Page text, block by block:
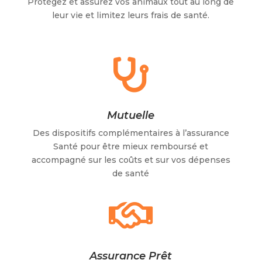
leur vie et limitez leurs frais de santé.

Mutuelle
Des dispositifs complémentaires à l’assurance
Santé pour être mieux remboursé et
accompagné sur les coûts et sur vos dépenses
de santé

Assurance Prêt